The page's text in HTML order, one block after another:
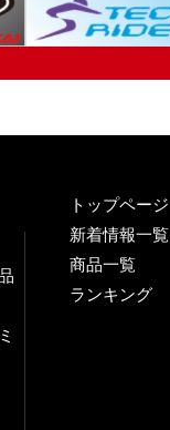
トップページ
新着情報一覧
商品一覧
ランキング